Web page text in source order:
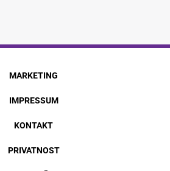
MARKETING
IMPRESSUM
KONTAKT
PRIVATNOST